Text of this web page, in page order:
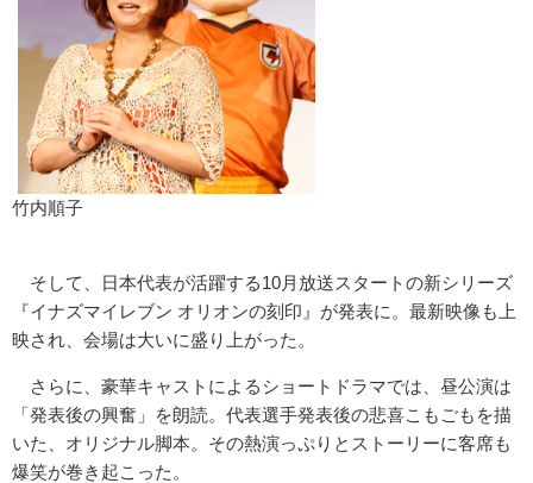
竹内順子
そして、日本代表が活躍する10月放送スタートの新シリーズ
『イナズマイレブン オリオンの刻印』が発表に。最新映像も上
映され、会場は大いに盛り上がった。
さらに、豪華キャストによるショートドラマでは、昼公演は
「発表後の興奮」を朗読。代表選手発表後の悲喜こもごもを描
いた、オリジナル脚本。その熱演っぷりとストーリーに客席も
爆笑が巻き起こった。